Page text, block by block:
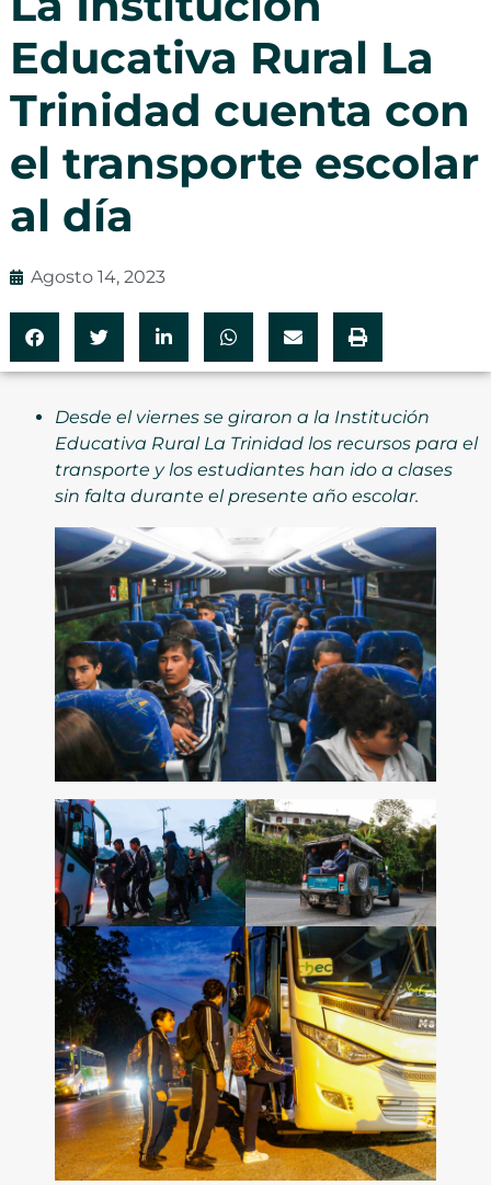
Educativa Rural La
Trinidad cuenta con
el transporte escolar
al día
Agosto 14, 2023
Desde el viernes se giraron a la Institución
Educativa Rural La Trinidad los recursos para el
transporte y los estudiantes han ido a clases
sin falta durante el presente año escolar.